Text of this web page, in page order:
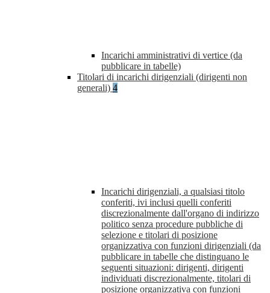
Incarichi amministrativi di vertice (da
pubblicare in tabelle)
Titolari di incarichi dirigenziali (dirigenti non
generali) 4
Incarichi dirigenziali, a qualsiasi titolo
conferiti, ivi inclusi quelli conferiti
discrezionalmente dall'organo di indirizzo
politico senza procedure pubbliche di
selezione e titolari di posizione
organizzativa con funzioni dirigenziali (da
pubblicare in tabelle che distinguano le
seguenti situazioni: dirigenti, dirigenti
individuati discrezionalmente, titolari di
posizione organizzativa con funzioni